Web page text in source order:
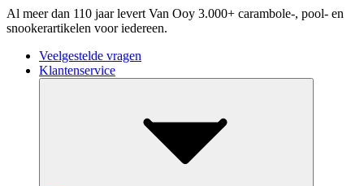
Al meer dan 110 jaar levert Van Ooy 3.000+ carambole-, pool- en
snookerartikelen voor iedereen.
Veelgestelde vragen
Klantenservice